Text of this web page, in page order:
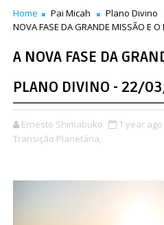
Home Pai Micah Plano Divino
NOVA FASE DA GRANDE MISSÃO E
A NOVA FASE DA
PLANO DIVINO - 22/
Ernesto Shimabuko 1 year ago
Transição Planetária,